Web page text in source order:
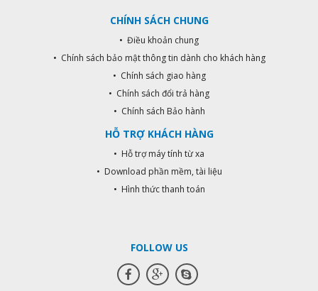
đèn. Cài đặt chế độ 2s, mặc định 20
độ Lux (19h tối) đèn sẽ sáng chớp
nháy liên tục cho đến khi trời sáng
hơn 20 Lux thì sẽ tắt. Phù hợp cho
đèn báo hiệu công trình đang thi
công. Thông số in trên sản phẩm rõ
ràng, người dùng dễ dàng sử dụng
hãng Kawasan 2 năm. THÔNG SỐ
KỸ THUẬT Nguồn cấp: 110-240V
Tần số: 50-60 Hz Điều chỉnh độ Lux:
3-500 Lux Hẹn giờ thời gian tự tắt:
2s, 4h,6h, 8h, 12h Có chế độ điều
CHÍNH SÁCH CHUNG
• Điều khoản chung
• Chính sách bảo mật thông tin dành cho khách hàng
• Chính sách giao hàng
• Chính sách đổi trả hàng
• Chính sách Bảo hành
HỖ TRỢ KHÁCH HÀNG
• Hỗ trợ máy tính từ xa
• Download phần mềm, tài liệu
• Hình thức thanh toán
FOLLOW US